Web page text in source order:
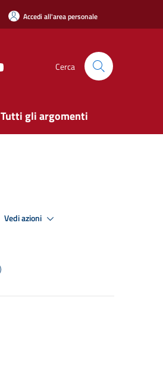
Accedi all'area personale
Cerca
Tutti gli argomenti
Vedi azioni